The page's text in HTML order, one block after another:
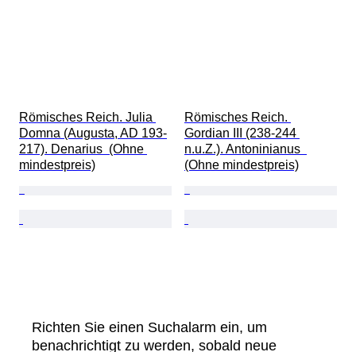
Römisches Reich. Julia
Domna (Augusta, AD 193-
217). Denarius  (Ohne
mindestpreis)
Römisches Reich.
Gordian III (238-244
n.u.Z.). Antoninianus
(Ohne mindestpreis)
Richten Sie einen Suchalarm ein, um
benachrichtigt zu werden, sobald neue